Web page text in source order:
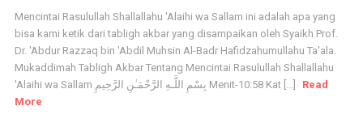
Mencintai Rasulullah Shallallahu 'Alaihi wa Sallam ini adalah apa yang
bisa kami ketik dari tabligh akbar yang disampaikan oleh Syaikh Prof.
Dr. 'Abdur Razzaq bin 'Abdil Muhsin Al-Badr Hafidzahumullahu Ta'ala.
Mukaddimah Tabligh Akbar Tentang Mencintai Rasulullah Shallallahu
'Alaihi wa Sallam بِسْمِ اللَّـهِ الرَّحْمَـٰنِ الرَّحِيمِ Menit-10:58 Kat [...]
Read
More